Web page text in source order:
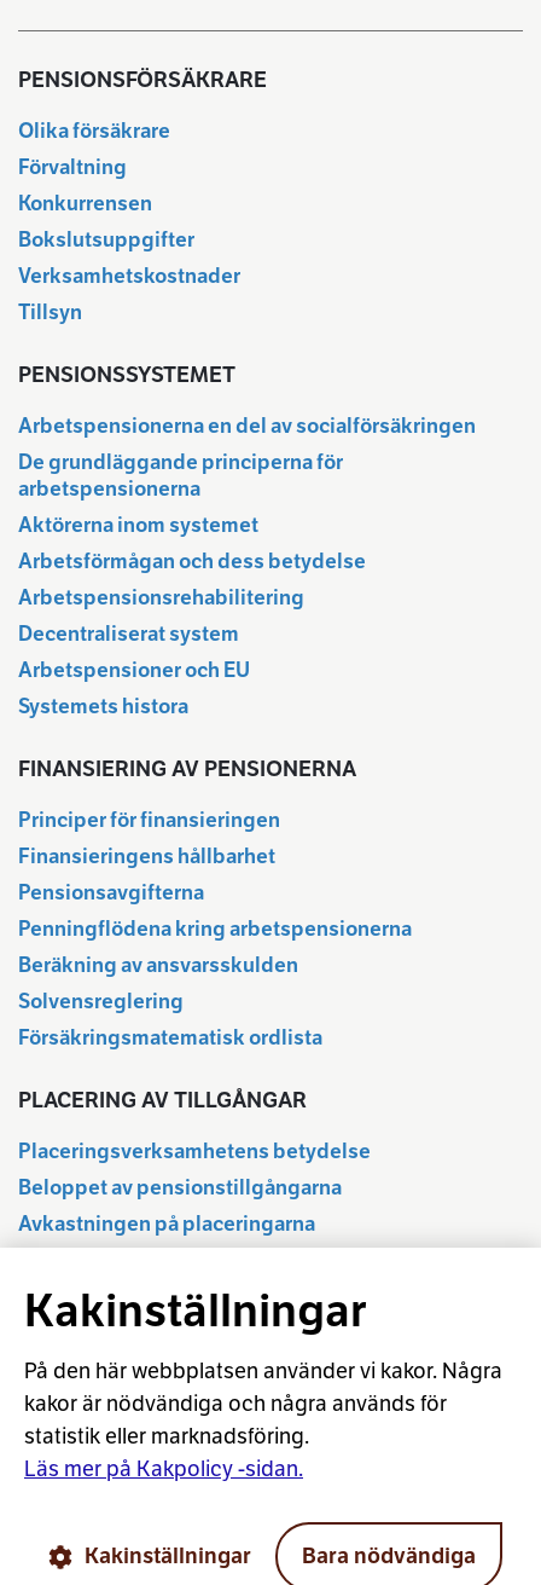
PENSIONSFÖRSÄKRARE
Olika försäkrare
Förvaltning
Konkurrensen
Bokslutsuppgifter
Verksamhetskostnader
Tillsyn
PENSIONSSYSTEMET
Arbetspensionerna en del av socialförsäkringen
De grundläggande principerna för
arbetspensionerna
Aktörerna inom systemet
Arbetsförmågan och dess betydelse
Arbetspensionsrehabilitering
Decentraliserat system
Arbetspensioner och EU
Systemets histora
FINANSIERING AV PENSIONERNA
Principer för finansieringen
Finansieringens hållbarhet
Pensionsavgifterna
Penningflödena kring arbetspensionerna
Beräkning av ansvarsskulden
Solvensreglering
Försäkringsmatematisk ordlista
PLACERING AV TILLGÅNGAR
Placeringsverksamhetens betydelse
Beloppet av pensionstillgångarna
Avkastningen på placeringarna
Statistikdatabas
Regleringen av placeringsverksamheten
Ansvarsfull placering
Placeringsordlista
Beräkning av aktieavkastningen
© Arbetspensionsförsäkrarna TELA rf
Cookies
Kakinställningar
På den här webbplatsen använder vi kakor. Några
kakor är nödvändiga och några används för
statistik eller marknadsföring.
Läs mer på Kakpolicy -sidan.
Kakinställningar Bara nödvändiga